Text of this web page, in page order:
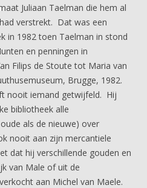
Juliaan Taelman die hem al
verstrekt. Dat was een
in 1982 toen Taelman in stond
en penningen in
Filips de Stoute tot Maria van
Brugge, 1982.
nooit iemand getwijfeld. Hij
bibliotheek alle
als de nieuwe) over
nooit aan zijn mercantiele
dat hij verschillende gouden en
van Male of uit de
aan Michel van Maele.